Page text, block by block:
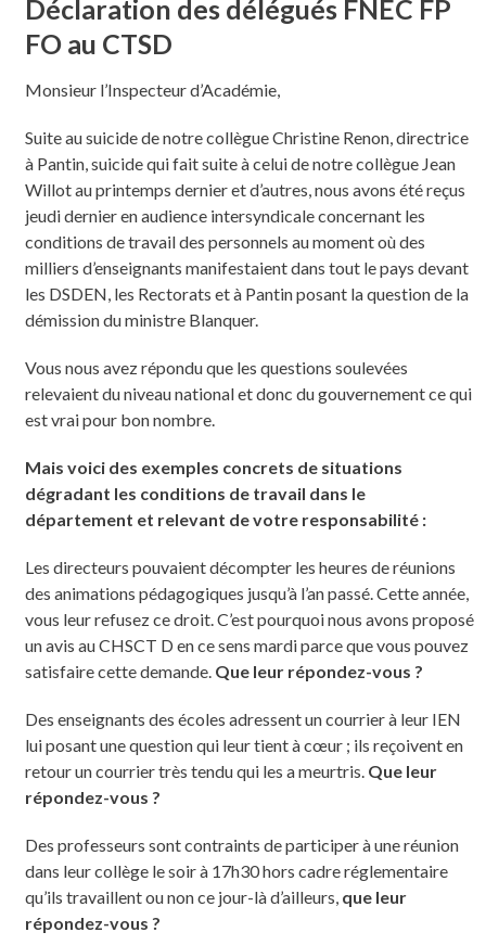
Déclaration des délégués FNEC FP
FO au CTSD
Monsieur l’Inspecteur d’Académie,
Suite au suicide de notre collègue Christine Renon, directrice
à Pantin, suicide qui fait suite à celui de notre collègue Jean
Willot au printemps dernier et d’autres, nous avons été reçus
jeudi dernier en audience intersyndicale concernant les
conditions de travail des personnels au moment où des
milliers d’enseignants manifestaient dans tout le pays devant
les DSDEN, les Rectorats et à Pantin posant la question de la
démission du ministre Blanquer.
Vous nous avez répondu que les questions soulevées
relevaient du niveau national et donc du gouvernement ce qui
est vrai pour bon nombre.
Mais voici des exemples concrets de situations
dégradant les conditions de travail dans le
département et relevant de votre responsabilité :
Les directeurs pouvaient décompter les heures de réunions
des animations pédagogiques jusqu’à l’an passé. Cette année,
vous leur refusez ce droit. C’est pourquoi nous avons proposé
un avis au CHSCT D en ce sens mardi parce que vous pouvez
satisfaire cette demande. Que leur répondez-vous ?
Des enseignants des écoles adressent un courrier à leur IEN
lui posant une question qui leur tient à cœur ; ils reçoivent en
retour un courrier très tendu qui les a meurtris. Que leur
répondez-vous ?
Des professeurs sont contraints de participer à une réunion
dans leur collège le soir à 17h30 hors cadre réglementaire
qu’ils travaillent ou non ce jour-là d’ailleurs, que leur
répondez-vous ?